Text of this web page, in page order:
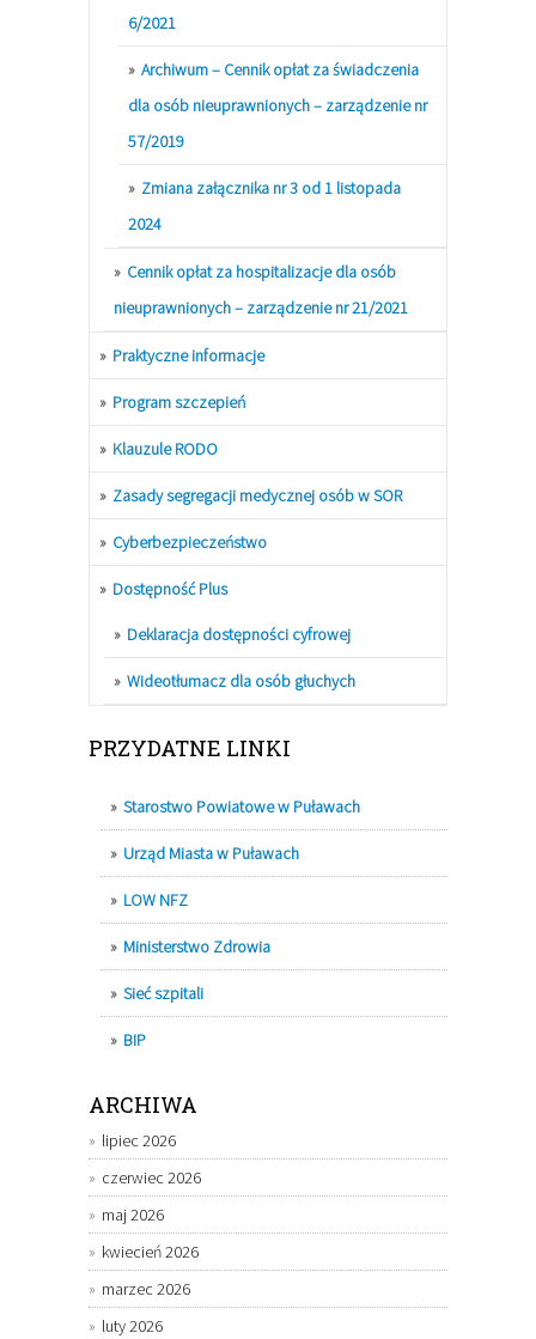
6/2021
Archiwum – Cennik opłat za świadczenia
dla osób nieuprawnionych – zarządzenie nr
57/2019
Zmiana załącznika nr 3 od 1 listopada
2024
Cennik opłat za hospitalizacje dla osób
nieuprawnionych – zarządzenie nr 21/2021
Praktyczne informacje
Program szczepień
Klauzule RODO
Zasady segregacji medycznej osób w SOR
Cyberbezpieczeństwo
Dostępność Plus
Deklaracja dostępności cyfrowej
Wideotłumacz dla osób głuchych
PRZYDATNE LINKI
Starostwo Powiatowe w Puławach
Urząd Miasta w Puławach
LOW NFZ
Ministerstwo Zdrowia
Sieć szpitali
BIP
ARCHIWA
lipiec 2026
czerwiec 2026
maj 2026
kwiecień 2026
marzec 2026
luty 2026